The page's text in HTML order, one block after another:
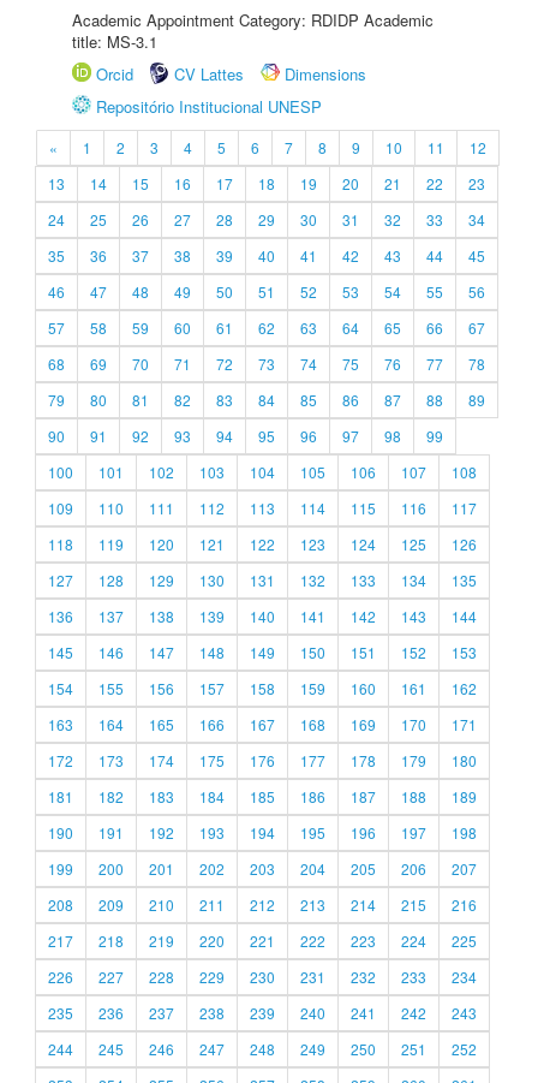
Academic Appointment Category: RDIDP Academic
title: MS-3.1
Orcid
CV Lattes
Dimensions
Repositório Institucional UNESP
« 1 2 3 4 5 6 7 8 9 10 11
12
13
14 15 16 17 18 19 20 21 22
23
24
25 26 27 28 29 30 31 32 33
34
35
36 37 38 39 40 41 42 43 44
45
46
47 48 49 50 51 52 53 54 55
56
57
58 59 60 61 62 63 64 65 66
67
68
69 70 71 72 73 74 75 76 77
78
79
80 81 82 83 84 85 86 87 88
89
90
91 92 93 94 95 96 97 98
99
100
101 102 103 104 105 106 107
108
109
110 111 112 113 114 115 116
117
118
119 120 121 122 123 124 125
126
127
128 129 130 131 132 133 134
135
136
137 138 139 140 141 142 143
144
145
146 147 148 149 150 151 152
153
154
155 156 157 158 159 160 161
162
163
164 165 166 167 168 169 170
171
172
173 174 175 176 177 178 179
180
181
182 183 184 185 186 187 188
189
190
191 192 193 194 195 196 197
198
199
200 201 202 203 204 205 206
207
208
209 210 211 212 213 214 215
216
217
218 219 220 221 222 223 224
225
226
227 228 229 230 231 232 233
234
235
236 237 238 239 240 241 242
243
244
245 246 247 248 249 250 251
252